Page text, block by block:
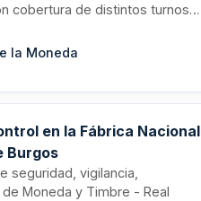
cobertura de distintos turnos
abierto con criterios de
la Moneda
en la Fábrica Nacional
Burgos
seguridad, vigilancia,
Moneda y Timbre - Real